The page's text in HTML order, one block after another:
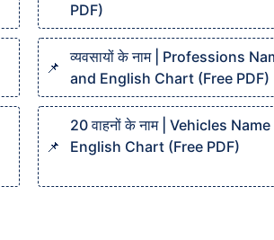
PDF)
व्यवसायों के नाम | Professions
and English Chart (Free PDF)
20 वाहनों के नाम | Vehicles
English Chart (Free PDF)